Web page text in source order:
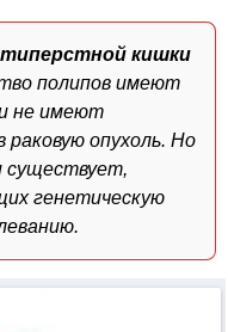
кишки
полипов имеют
не имеют
раковую опухоль. Но
существует,
генетическую